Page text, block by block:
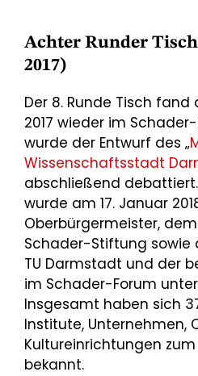
Achter Runder
2017)
Der 8. Runde Tisch fand
2017 wieder im
wurde der Entwurf des „
Wissenschaftsstadt
abschließend
wurde am 17. Januar
Oberbürgermeister,
Schader-Stiftung sowie
TU Darmstadt und der
im Schader-Forum
Insgesamt haben sich
Institute, Unternehmen,
Kultureinrichtungen
bekannt.